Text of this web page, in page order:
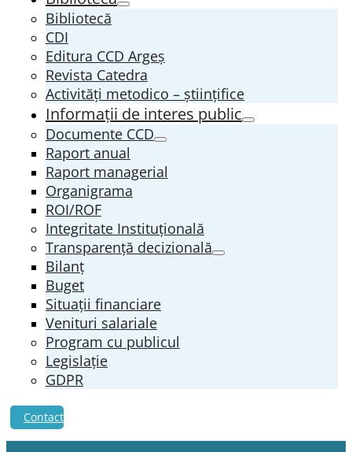
Bibliotecă
CDI
Editura CCD Argeş
Revista Catedra
Activități metodico – științifice
Informații de interes public
Documente CCD
Raport anual
Raport managerial
Organigrama
ROI/ROF
Integritate Instituțională
Transparenţă decizională
Bilanț
Buget
Situații financiare
Venituri salariale
Program cu publicul
Legislație
GDPR
Contact